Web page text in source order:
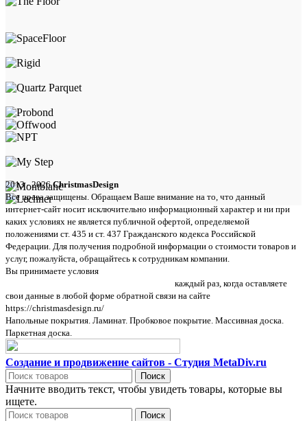
2013 - 2026ChristmasDesign
Все права защищены. Обращаем Ваше внимание на то, что данный
интернет-сайт носит исключительно информационный характер и ни при
каких условиях не является публичной офертой, определяемой
положениями ст. 435 и ст. 437 Гражданского кодекса Российской
Федерации. Для получения подробной информации о стоимости товаров и
услуг, пожалуйста, обращайтесь к сотрудникам компании.
Вы принимаете условия
каждый раз, когда оставляете
свои данные в любой форме обратной связи на сайте
https://christmasdesign.ru/
Напольные покрытия. Ламинат. Пробковое покрытие. Массивная доска.
Паркетная доска.
Создание и продвижение сайтов - Студия MetaDiv.ru
Поиск
Начните вводить текст, чтобы увидеть товары, которые вы
ищете.
Поиск